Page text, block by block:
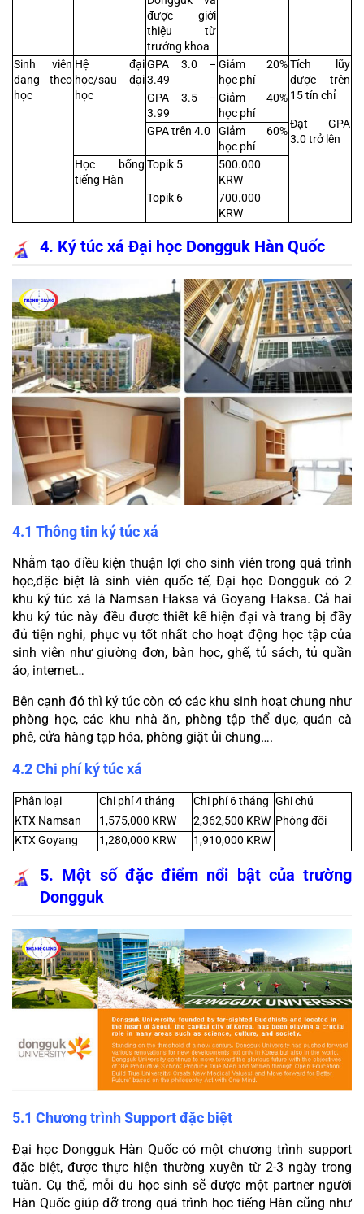
được giới
thiệu từ
trưởng khoa
Sinh viên
đang theo
học
Hệ đại
học/sau đại
học
GPA 3.0 –
3.49
Giảm 20%
học phí
Tích lũy
được trên
15 tín chỉ
Đạt GPA
3.0 trở lên
GPA 3.5 –
3.99
Giảm 40%
học phí
GPA trên 4.0
Giảm 60%
học phí
Học bổng
tiếng Hàn
Topik 5
500.000
KRW
Topik 6
700.000
KRW
4. Ký túc xá Đại học Dongguk Hàn Quốc
4.1 Thông tin ký túc xá
Nhằm tạo điều kiện thuận lợi cho sinh viên trong quá trình
học,đặc biệt là sinh viên quốc tế, Đại học Dongguk có 2
khu ký túc xá là Namsan Haksa và Goyang Haksa. Cả hai
khu ký túc này đều được thiết kế hiện đại và trang bị đầy
đủ tiện nghi, phục vụ tốt nhất cho hoạt động học tập của
sinh viên như giường đơn, bàn học, ghế, tủ sách, tủ quần
áo, internet…
Bên cạnh đó thì ký túc còn có các khu sinh hoạt chung như
phòng học, các khu nhà ăn, phòng tập thể dục, quán cà
phê, cửa hàng tạp hóa, phòng giặt ủi chung….
4.2 Chi phí ký túc xá
Phân loại Chi phí 4 tháng Chi phí 6 tháng Ghi chú
KTX Namsan
1,575,000 KRW 2,362,500 KRW Phòng đôi
KTX Goyang
1,280,000 KRW 1,910,000 KRW
5. Một số đặc điểm nổi bật của trường
Dongguk
5.1 Chương trình Support đặc biệt
Đại học Dongguk Hàn Quốc có một chương trình support
đặc biệt, được thực hiện thường xuyên từ 2-3 ngày trong
tuần. Cụ thể, mỗi du học sinh sẽ được một partner người
Hàn Quốc giúp đỡ trong quá trình học tiếng Hàn cũng như